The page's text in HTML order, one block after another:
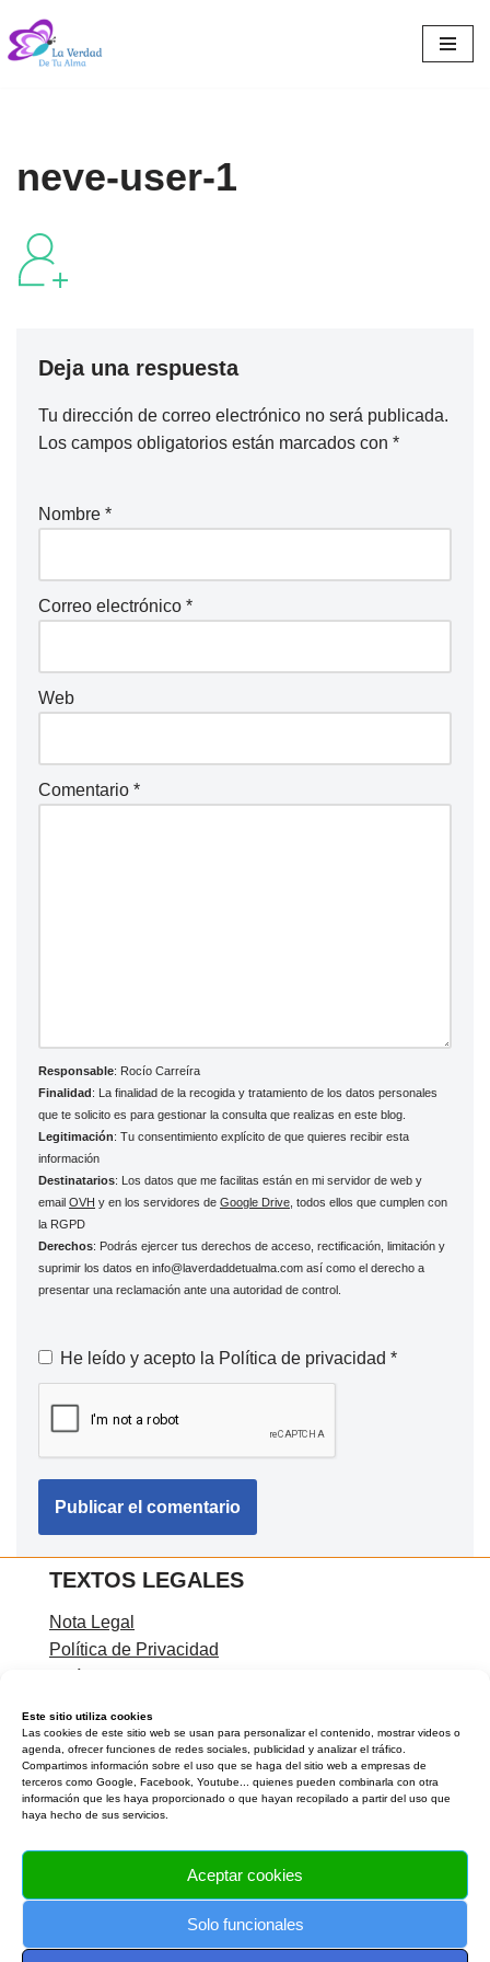
Este sitio utiliza cookies
Las cookies de este sitio web se usan para personalizar el contenido, mostrar videos o
agenda, ofrecer funciones de redes sociales, publicidad y analizar el tráfico.
Compartimos información sobre el uso que se haga del sitio web a empresas de
terceros como Google, Facebook, Youtube... quienes pueden combinarla con otra
información que les haya proporcionado o que hayan recopilado a partir del uso que
haya hecho de sus servicios.
Aceptar cookies
Solo funcionales
Saltar
neve-user-1
Deja una respuesta
Tu dirección de correo electrónico no será publicada.
Los campos obligatorios están marcados con *
Nombre *
Correo electrónico *
Web
Comentario *
Responsable: Rocío Carreíra
Finalidad: La finalidad de la recogida y tratamiento de los datos personales
que te solicito es para gestionar la consulta que realizas en este blog.
Legitimación: Tu consentimiento explícito de que quieres recibir esta
información
Destinatarios: Los datos que me facilitas están en mi servidor de web y
email OVH y en los servidores de Google Drive , todos ellos que cumplen con
la RGPD
Derechos: Podrás ejercer tus derechos de acceso, rectificación, limitación y
suprimir los datos en info@laverdaddetualma.com así como el derecho a
presentar una reclamación ante una autoridad de control.
He leído y acepto la Política de privacidad *
TEXTOS LEGALES
Nota Legal
Política de Privacidad
CONTACTA CONMIGO
Rocío Carreíra
Email:info@laverdaddetualma.com
APÚNTATE AL NEWSLETTER